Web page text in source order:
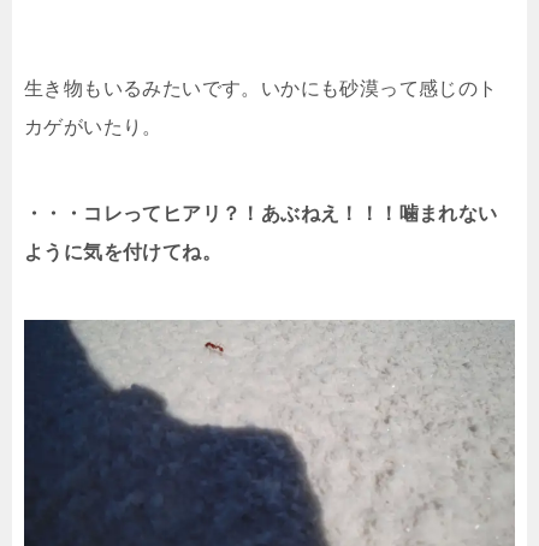
生き物もいるみたいです。いかにも砂漠って感じのト
カゲがいたり。
・・・コレってヒアリ？！あぶねえ！！！噛まれない
ように気を付けてね。